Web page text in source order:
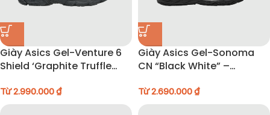
Giày Asics Gel-Venture 6
Shield ‘Graphite Truffle
Từ2.990.000₫
Giày Asics Gel-Sonoma
CN “Black White” –
Từ2.690.000₫